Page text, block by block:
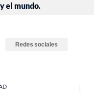
el mundo.
Redes sociales